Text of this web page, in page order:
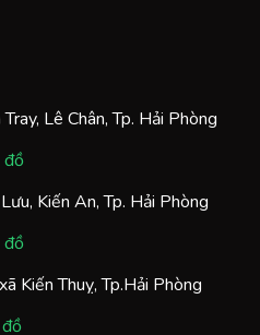
Lê Chân, Tp. Hải Phòng
đồ
Kiến An, Tp. Hải Phòng
đồ
Kiến Thuỵ, Tp.Hải Phòng